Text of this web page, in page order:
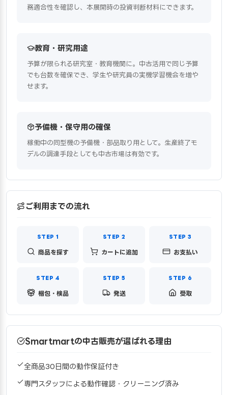
務適合性を確認し、本展開時の投資判断材料にできます。
教育・研究用途
予算が限られる研究室・教育機関に。中古活用で同じ予算
でも台数を確保でき、学生や研究員の実機学習機会を増や
せます。
予備機・保守用の確保
稼働中の同型機の予備機・部品取り用として。生産終了モ
デルの調達手段としても中古市場は有効です。
ご利用までの流れ
商品を探す カートに追加 お支払い
梱包・検品 発送 受取
Smartmartの中古販売が選ばれる理由
全商品30日間の動作保証付き
専門スタッフによる動作確認・クリーニング済み